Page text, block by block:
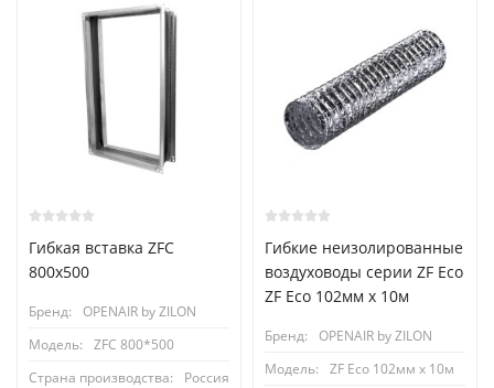
Гибкая вставка ZFC
800x500
Бренд:
OPENAIR by ZILON
Модель:
ZFC 800*500
Страна производства:
Россия
Гибкие неизолированные
воздуховоды серии ZF Eco
ZF Eco 102мм х 10м
Бренд:
OPENAIR by ZILON
Модель:
ZF Eco 102мм х 10м